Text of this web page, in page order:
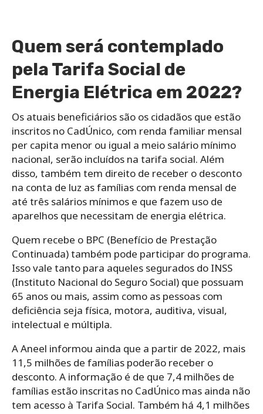
Quem será contemplado
pela Tarifa Social de
Energia Elétrica em 2022?
Os atuais beneficiários são os cidadãos que estão
inscritos no CadÚnico, com renda familiar mensal
per capita menor ou igual a meio salário mínimo
nacional, serão incluídos na tarifa social. Além
disso, também tem direito de receber o desconto
na conta de luz as famílias com renda mensal de
até três salários mínimos e que fazem uso de
aparelhos que necessitam de energia elétrica.
Quem recebe o BPC (Benefício de Prestação
Continuada) também pode participar do programa.
Isso vale tanto para aqueles segurados do INSS
(Instituto Nacional do Seguro Social) que possuam
65 anos ou mais, assim como as pessoas com
deficiência seja física, motora, auditiva, visual,
intelectual e múltipla.
A Aneel informou ainda que a partir de 2022, mais
11,5 milhões de famílias poderão receber o
desconto. A informação é de que 7,4 milhões de
famílias estão inscritas no CadÚnico mas ainda não
tem acesso à Tarifa Social. Também há 4,1 milhões